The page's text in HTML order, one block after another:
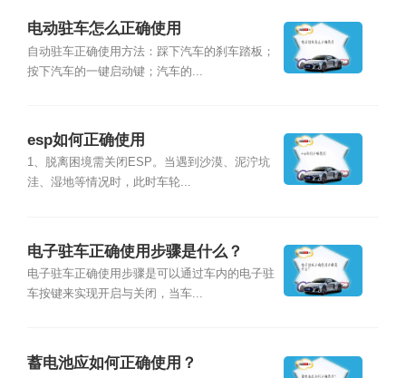
电动驻车怎么正确使用
自动驻车正确使用方法：踩下汽车的刹车踏板；
按下汽车的一键启动键；汽车的...
esp如何正确使用
1、脱离困境需关闭ESP。当遇到沙漠、泥泞坑
洼、湿地等情况时，此时车轮...
电子驻车正确使用步骤是什么？
电子驻车正确使用步骤是可以通过车内的电子驻
车按键来实现开启与关闭，当车...
蓄电池应如何正确使用？